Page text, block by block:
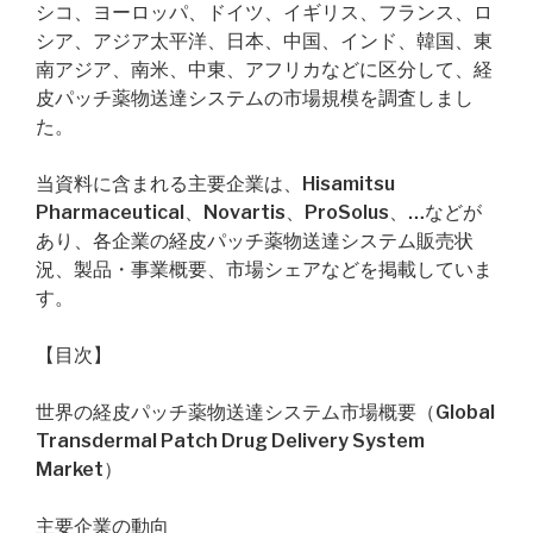
シコ、ヨーロッパ、ドイツ、イギリス、フランス、ロ
シア、アジア太平洋、日本、中国、インド、韓国、東
南アジア、南米、中東、アフリカなどに区分して、経
皮パッチ薬物送達システムの市場規模を調査しまし
た。
当資料に含まれる主要企業は、Hisamitsu
Pharmaceutical、Novartis、ProSolus、…などが
あり、各企業の経皮パッチ薬物送達システム販売状
況、製品・事業概要、市場シェアなどを掲載していま
す。
【目次】
世界の経皮パッチ薬物送達システム市場概要（Global
Transdermal Patch Drug Delivery System
Market）
主要企業の動向